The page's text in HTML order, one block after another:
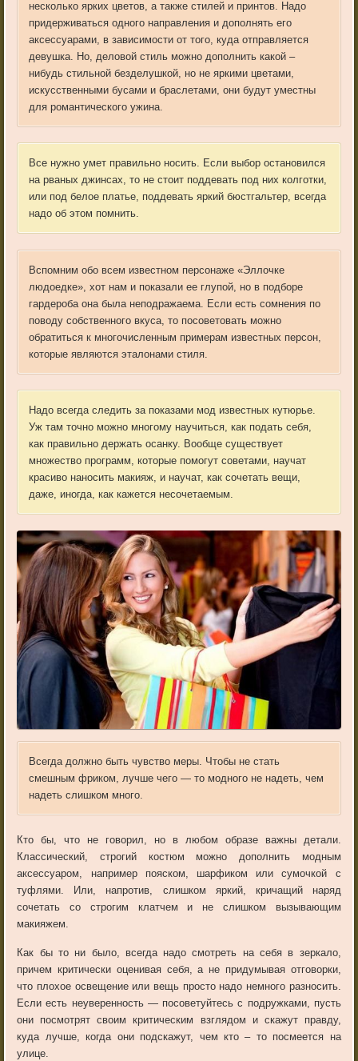
несколько ярких цветов, а также стилей и принтов. Надо
придерживаться одного направления и дополнять его
аксессуарами, в зависимости от того, куда отправляется
девушка. Но, деловой стиль можно дополнить какой –
нибудь стильной безделушкой, но не яркими цветами,
искусственными бусами и браслетами, они будут уместны
для романтического ужина.
Все нужно умет правильно носить. Если выбор остановился
на рваных джинсах, то не стоит поддевать под них колготки,
или под белое платье, поддевать яркий бюстгальтер, всегда
надо об этом помнить.
Вспомним обо всем известном персонаже «Эллочке
людоедке», хот нам и показали ее глупой, но в подборе
гардероба она была неподражаема. Если есть сомнения по
поводу собственного вкуса, то посоветовать можно
обратиться к многочисленным примерам известных персон,
которые являются эталонами стиля.
Надо всегда следить за показами мод известных кутюрье.
Уж там точно можно многому научиться, как подать себя,
как правильно держать осанку. Вообще существует
множество программ, которые помогут советами, научат
красиво наносить макияж, и научат, как сочетать вещи,
даже, иногда, как кажется несочетаемым.
Всегда должно быть чувство меры. Чтобы не стать
смешным фриком, лучше чего — то модного не надеть, чем
надеть слишком много.
Кто бы, что не говорил, но в любом образе важны детали.
Классический, строгий костюм можно дополнить модным
аксессуаром, например пояском, шарфиком или сумочкой с
туфлями. Или, напротив, слишком яркий, кричащий наряд
сочетать со строгим клатчем и не слишком вызывающим
макияжем.
Как бы то ни было, всегда надо смотреть на себя в зеркало,
причем критически оценивая себя, а не придумывая отговорки,
что плохое освещение или вещь просто надо немного разносить.
Если есть неуверенность — посоветуйтесь с подружками, пусть
они посмотрят своим критическим взглядом и скажут правду,
куда лучше, когда они подскажут, чем кто – то посмеется на
улице.